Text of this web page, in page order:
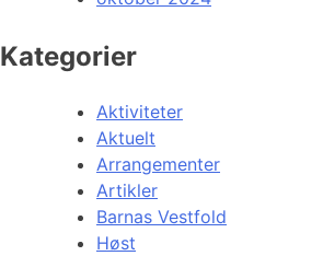
Kategorier
Aktiviteter
Aktuelt
Arrangementer
Artikler
Barnas Vestfold
Høst